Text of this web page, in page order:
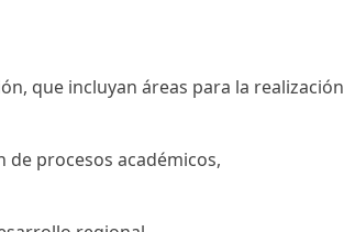
que incluyan áreas para la realización
procesos académicos,